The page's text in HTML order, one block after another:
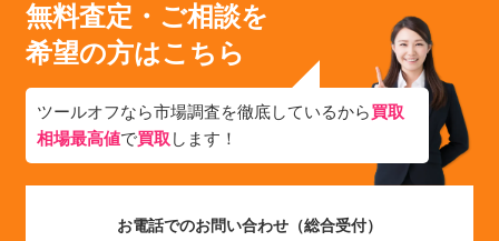
無料査定・ご相談を
希望の方はこちら
ツールオフなら市場調査を徹底しているから買取
相場最高値で買取 します！
お電話でのお問い合わせ（総合受付）